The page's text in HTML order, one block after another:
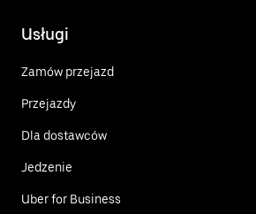
Usługi
Zamów przejazd
Przejazdy
Dla dostawców
Jedzenie
Uber for Business